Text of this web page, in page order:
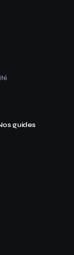
guides